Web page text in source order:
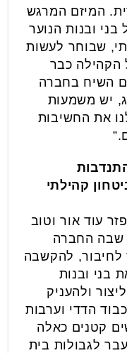
המיזם המרגש
ובנות הנוער
שבוחר לעשות
הקהילה כבר
השיח בחברה
יש משמעות
את החשיבות
קהילתי
עוד אור וטוב
שבה החברה
לחיבור, להקשבה
בני ובנות
ולהעניק
הדדי וערבות
קטנים כאלה
לגבולות בית